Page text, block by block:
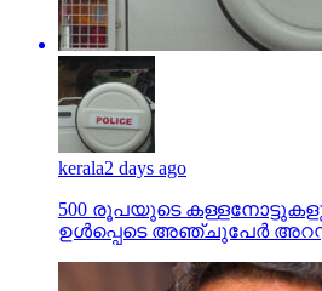
kerala2 days ago
500 രൂപയുടെ
ഉള്‍പ്പെടെ അഞ്ചുപേര്‍